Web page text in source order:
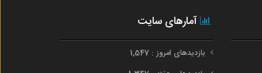
آمارهای سایت
بازدیدهای امروز : 1,547